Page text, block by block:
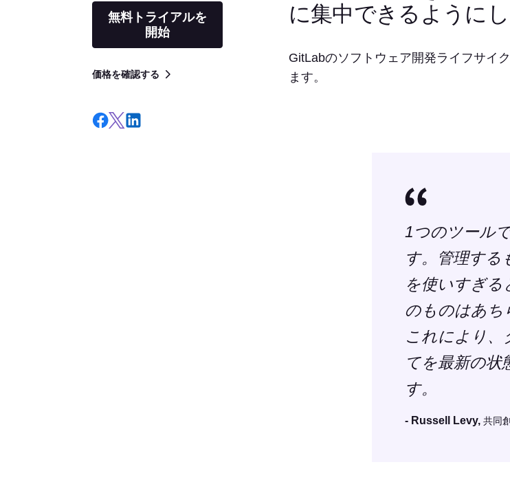
無料トライアルを
開始
価格を確認する
に集中できるようにし
GitLabのソフトウェア開発ライフサイ
ます。
1つのツール
す。管理する
を使いすぎる
のものはあち
これにより、
てを最新の状
す。
- Russell Levy, 共同